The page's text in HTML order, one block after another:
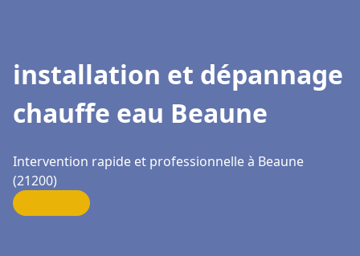
installation et dépannage
chauffe eau Beaune
Intervention rapide et professionnelle à Beaune
(21200)